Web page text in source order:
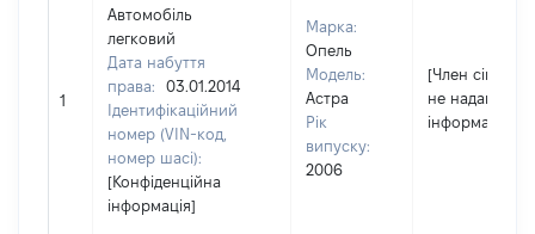
1
Автомобіль
легковий
Дата набуття
права:
03.01.2014
Ідентифікаційний
номер (VIN-код,
номер шасі):
[Конфіденційна
інформація]
Марка:
Опель
Модель:
Астра
Рік
випуску:
2006
[Член сім'ї
не надав
інформацію]